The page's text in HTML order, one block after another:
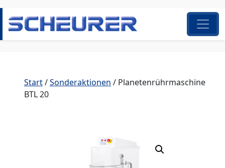
Hauptnavigation
Start/Sonderaktionen / Planetenrührmaschine
BTL 20